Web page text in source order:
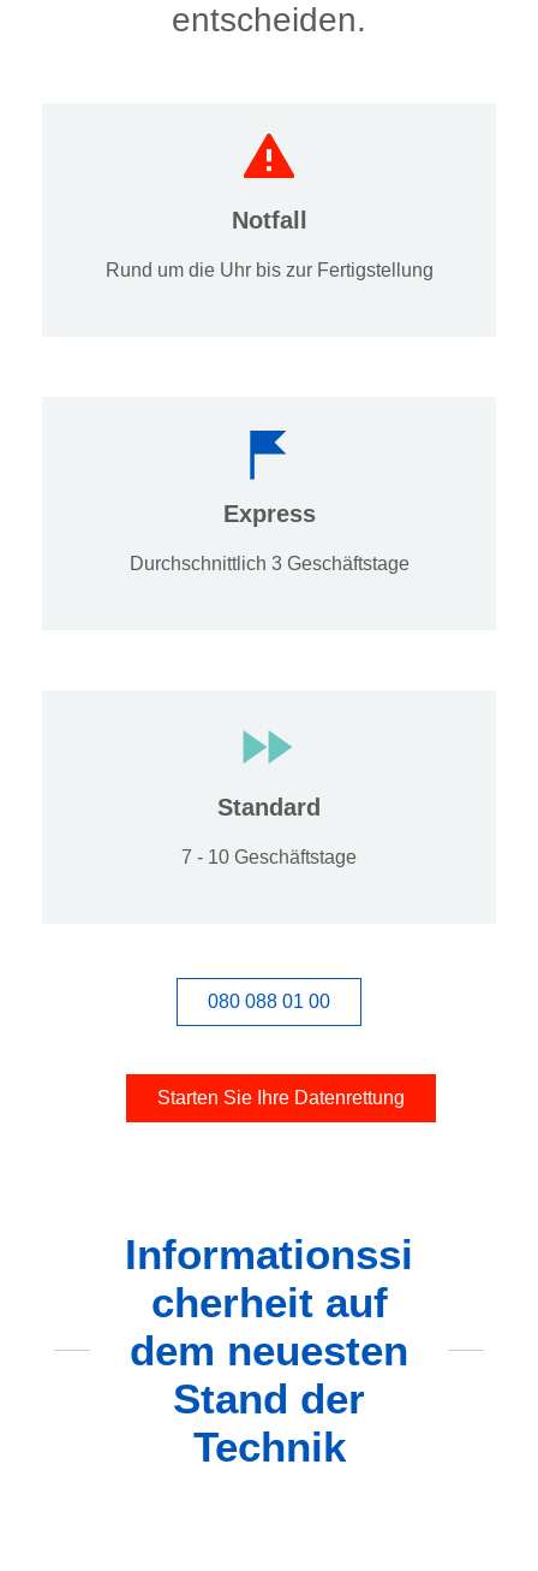
entscheiden.
Notfall
Rund um die Uhr bis zur Fertigstellung
Express
Durchschnittlich 3 Geschäftstage
Standard
7 - 10 Geschäftstage
080 088 01 00
Starten Sie Ihre Datenrettung
Informationssi
cherheit auf
dem neuesten
Stand der
Technik